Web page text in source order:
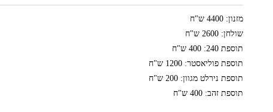
מזנון: 4400 ש"ח
שולחן: 2600 ש"ח
תוספת 240: 400 ש"ח
תוספת פוליאסטר: 1200 ש"ח
תוספת נירלט מגוון: 200 ש"ח
תוספת זהב: 400 ש"ח